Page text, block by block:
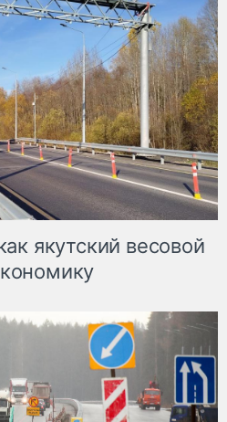
якутский весовой